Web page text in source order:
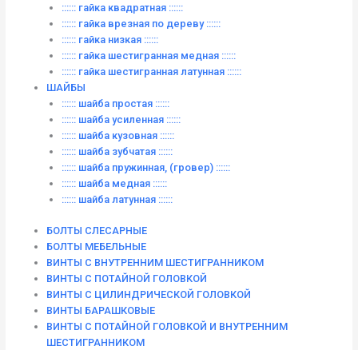
:::::: гайка квадратная ::::::
:::::: гайка врезная по дереву ::::::
:::::: гайка низкая ::::::
:::::: гайка шестигранная медная ::::::
:::::: гайка шестигранная латунная ::::::
ШАЙБЫ
:::::: шайба простая ::::::
:::::: шайба усиленная ::::::
:::::: шайба кузовная ::::::
:::::: шайба зубчатая ::::::
:::::: шайба пружинная, (гровер) ::::::
:::::: шайба медная ::::::
:::::: шайба латунная ::::::
БОЛТЫ СЛЕСАРНЫЕ
БОЛТЫ МЕБЕЛЬНЫЕ
ВИНТЫ С ВНУТРЕННИМ ШЕСТИГРАННИКОМ
ВИНТЫ С ПОТАЙНОЙ ГОЛОВКОЙ
ВИНТЫ С ЦИЛИНДРИЧЕСКОЙ ГОЛОВКОЙ
ВИНТЫ БАРАШКОВЫЕ
ВИНТЫ С ПОТАЙНОЙ ГОЛОВКОЙ И ВНУТРЕННИМ
ШЕСТИГРАННИКОМ